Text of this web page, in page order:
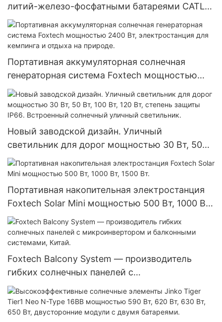
литий-железо-фосфатными батареями CATL
мощностью 3 кВт, 5 кВт, 10 кВт. О компании
Foxtech.
Портативная аккумуляторная солнечная
генераторная система Foxtech мощностью
2400 Вт, электростанция для кемпинга и
отдыха на природе.
Новый заводской дизайн. Уличный
светильник для дорог мощностью 30 Вт, 50
Вт, 100 Вт, 120 Вт, степень защиты IP66.
Встроенный солнечный уличный светильник.
Портативная накопительная электростанция
Foxtech Solar Mini мощностью 500 Вт, 1000 Вт,
1500 Вт.
Foxtech Balcony System — производитель
гибких солнечных панелей с
микроинвертором и балконными системами,
Китай.